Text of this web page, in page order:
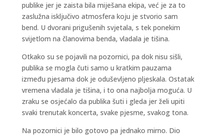
publike jer je zaista bila miješana ekipa, već je za to
zaslužna isključivo atmosfera koju je stvorio sam
bend. U dvorani prigušenih svjetala, s tek ponekim
svijetlom na članovima benda, vladala je tišina.
Otkako su se pojavili na pozornici, pa dok nisu sišli,
publika se mogla čuti samo u kratkim pauzama
između pjesama dok je oduševljeno pljeskala. Ostatak
vremena vladala je tišina, i to ona najbolja moguća. U
zraku se osjećalo da publika šuti i gleda jer želi upiti
svaki trenutak koncerta, svake pjesme, svakog tona.
Na pozornici je bilo gotovo pa jednako mirno. Dio